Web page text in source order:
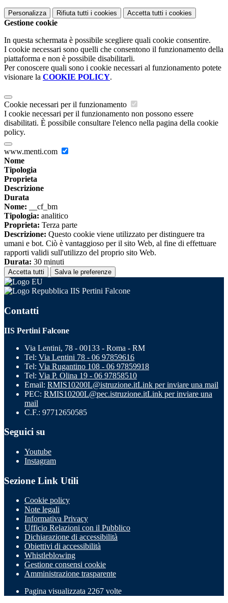
Personalizza Rifiuta tutti i cookies Accetta tutti i cookies
Gestione cookie
In questa schermata è possibile scegliere quali cookie consentire.
I cookie necessari sono quelli che consentono il funzionamento della
piattaforma e non è possibile disabilitarli.
Per conoscere quali sono i cookie necessari al funzionamento potete
visionare la COOKIE POLICY.
Cookie necessari per il funzionamento
I cookie necessari per il funzionamento non possono essere
disabilitati. È possibile consultare l'elenco nella pagina della cookie
policy.
www.menti.com
Nome
Tipologia
Proprieta
Descrizione
Durata
Nome: __cf_bm
Tipologia: analitico
Proprieta: Terza parte
Descrizione: Questo cookie viene utilizzato per distinguere tra
umani e bot. Ciò è vantaggioso per il sito Web, al fine di effettuare
rapporti validi sull'utilizzo del proprio sito Web.
Durata: 30 minuti
Accetta tutti Salva le preferenze
IIS Pertini Falcone
Contatti
IIS Pertini Falcone
Via Lentini, 78 - 00133 - Roma - RM
Tel: Via Lentini 78 - 06 97859616
Tel: Via Rugantino 108 - 06 97859918
Tel: Via P. Olina 19 - 06 97858510
Email: RMIS10200L@istruzione.itLink per inviare una mail
PEC: RMIS10200L@pec.istruzione.itLink per inviare una
mail
C.F.: 97712650585
Seguici su
Youtube
Instagram
Sezione Link Utili
Cookie policy
Note legali
Informativa Privacy
Ufficio Relazioni con il Pubblico
Dichiarazione di accessibilità
Obiettivi di accessibilità
Whistleblowing
Gestione consensi cookie
Amministrazione trasparente
Pagina visualizzata 2267 volte